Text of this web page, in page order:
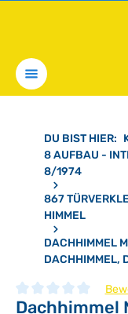
DU BIST HIER:
8 AUFBAU -
/1974
867
HIMMEL
DACHHIMMEL
DACHHIMMEL,
Durchschnittliche
Dachhimmel